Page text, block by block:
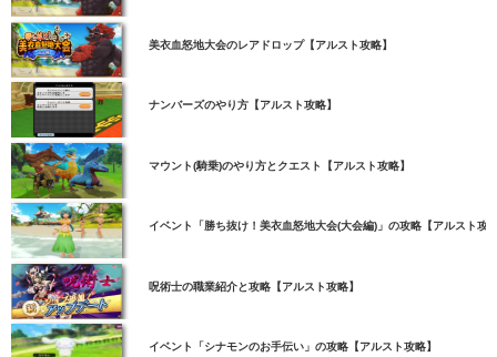
美衣血怒地大会のレアドロップ【アルスト攻略】
ナンバーズのやり方【アルスト攻略】
マウント(騎乗)のやり方とクエスト【アルスト攻略】
イベント「勝ち抜け！美衣血怒地大会(大会編)」の攻略【アルスト攻
呪術士の職業紹介と攻略【アルスト攻略】
イベント「シナモンのお手伝い」の攻略【アルスト攻略】